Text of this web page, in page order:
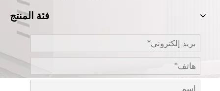
فئة المنتج